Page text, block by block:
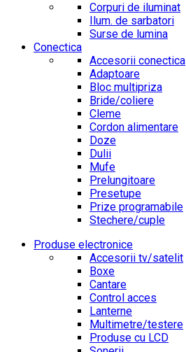
Corpuri de iluminat
Ilum. de sarbatori
Surse de lumina
Conectica
Accesorii conectica
Adaptoare
Bloc multipriza
Bride/coliere
Cleme
Cordon alimentare
Doze
Dulii
Mufe
Prelungitoare
Presetupe
Prize programabile
Stechere/cuple
Produse electronice
Accesorii tv/satelit
Boxe
Cantare
Control acces
Lanterne
Multimetre/testere
Produse cu LCD